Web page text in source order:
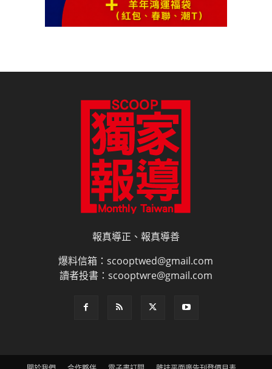
報真導正、報真導善
爆料信箱：scooptwed@gmail.com
讀者投書：scooptwre@gmail.com